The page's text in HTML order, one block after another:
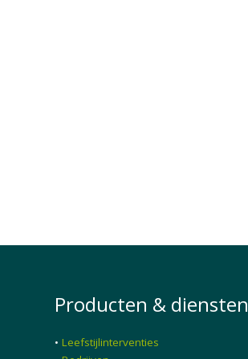
Producten & diensten
• Leefstijlinterventies